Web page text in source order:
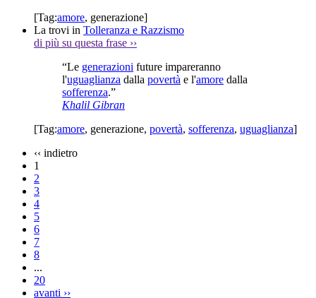
[Tag:amore, generazione]
La trovi in Tolleranza e Razzismo
di più su questa frase ››
“Le generazioni future impareranno
l'uguaglianza dalla povertà e l'amore dalla
sofferenza.”
Khalil Gibran
[Tag:amore, generazione, povertà, sofferenza, uguaglianza]
‹‹ indietro
1
2
3
4
5
6
7
8
...
20
avanti ››